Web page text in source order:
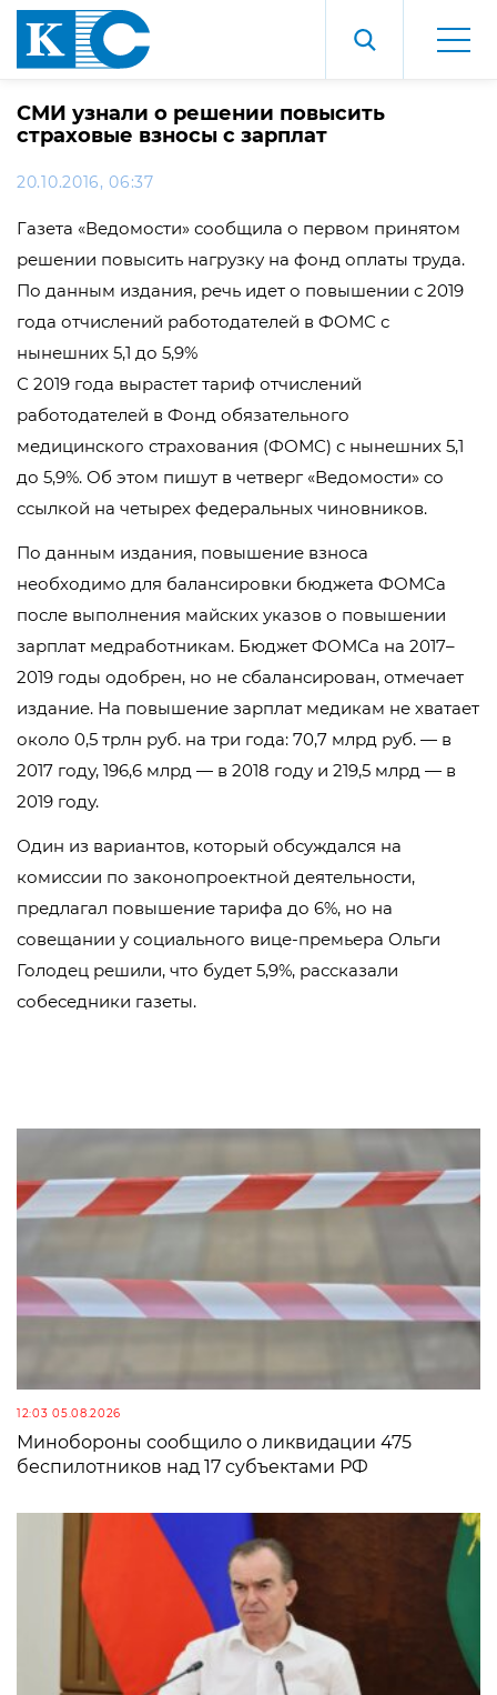
СМИ узнали о решении повысить
страховые взносы с зарплат
20.10.2016, 06:37
Газета «Ведомости» сообщила о первом принятом
решении повысить нагрузку на фонд оплаты труда.
По данным издания, речь идет о повышении с 2019
года отчислений работодателей в ФОМС с
нынешних 5,1 до 5,9%
С 2019 года вырастет тариф отчислений
работодателей в Фонд обязательного
медицинского страхования (ФОМС) с нынешних 5,1
до 5,9%. Об этом пишут в четверг «Ведомости» со
ссылкой на четырех федеральных чиновников.
По данным издания, повышение взноса
необходимо для балансировки бюджета ФОМСа
после выполнения майских указов о повышении
зарплат медработникам. Бюджет ФОМСа на 2017–
2019 годы одобрен, но не сбалансирован, отмечает
издание. На повышение зарплат медикам не хватает
около 0,5 трлн руб. на три года: 70,7 млрд руб. — в
2017 году, 196,6 млрд — в 2018 году и 219,5 млрд — в
2019 году.
Один из вариантов, который обсуждался на
комиссии по законопроектной деятельности,
предлагал повышение тарифа до 6%, но на
совещании у социального вице-премьера Ольги
Голодец решили, что будет 5,9%, рассказали
собеседники газеты.
12:03 05.08.2026
Минобороны сообщило о ликвидации 475
беспилотников над 17 субъектами РФ